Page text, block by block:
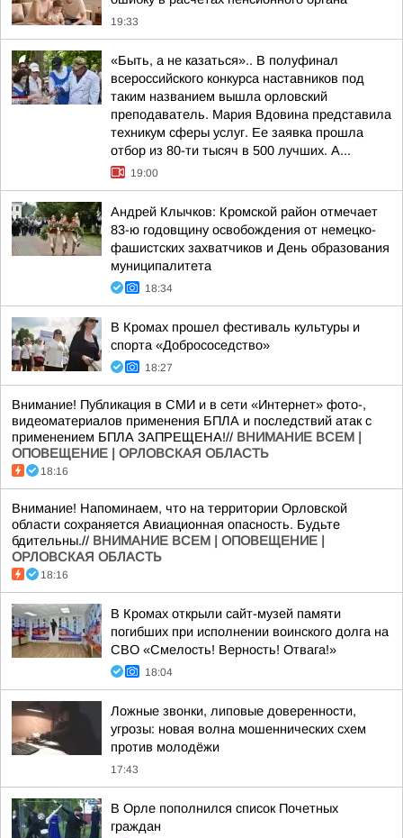
19:33
«Быть, а не казаться».. В полуфинал
всероссийского конкурса наставников под
таким названием вышла орловский
преподаватель. Мария Вдовина представила
техникум сферы услуг. Ее заявка прошла
отбор из 80-ти тысяч в 500 лучших. А...
19:00
Андрей Клычков: Кромской район отмечает
83-ю годовщину освобождения от немецко-
фашистских захватчиков и День образования
муниципалитета
18:34
В Кромах прошел фестиваль культуры и
спорта «Добрососедство»
18:27
Внимание! Публикация в СМИ и в сети «Интернет» фото-,
видеоматериалов применения БПЛА и последствий атак с
применением БПЛА ЗАПРЕЩЕНА!// ВНИМАНИЕ ВСЕМ |
ОПОВЕЩЕНИЕ | ОРЛОВСКАЯ ОБЛАСТЬ
18:16
Внимание! Напоминаем, что на территории Орловской
области сохраняется Авиационная опасность. Будьте
бдительны.// ВНИМАНИЕ ВСЕМ | ОПОВЕЩЕНИЕ |
ОРЛОВСКАЯ ОБЛАСТЬ
18:16
В Кромах открыли сайт-музей памяти
погибших при исполнении воинского долга на
СВО «Смелость! Верность! Отвага!»
18:04
Ложные звонки, липовые доверенности,
угрозы: новая волна мошеннических схем
против молодёжи
17:43
В Орле пополнился список Почетных
граждан